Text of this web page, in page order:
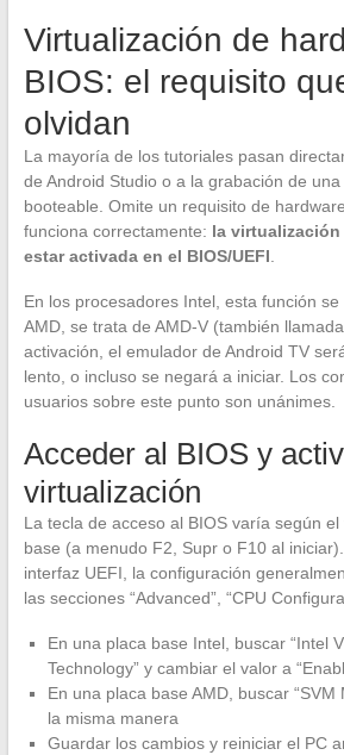
Virtualización de
BIOS: el requisito
olvidan
La mayoría de los tutoriales pasan
de Android Studio o a la grabación de
booteable. Omite un requisito de
funciona correctamente: la virtualización
estar activada en el BIOS/UEFI
En los procesadores Intel, esta función
AMD, se trata de AMD-V (también
activación, el emulador de Android TV
lento, o incluso se negará a iniciar. Los
usuarios sobre este punto son unánimes.
Acceder al BIOS y
virtualización
La tecla de acceso al BIOS varía según
base (a menudo F2, Supr o F10 al
interfaz UEFI, la configuración
las secciones “Advanced”, “CPU
En una placa base Intel, buscar “Intel
Technology” y cambiar el valor a
En una placa base AMD, buscar “SVM
la misma manera
Guardar los cambios y reiniciar el PC